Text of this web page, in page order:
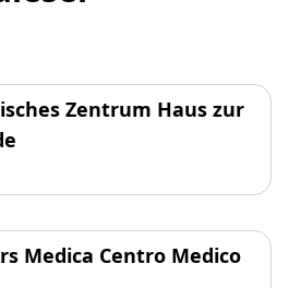
Zentrum Haus zur
Medica Centro Medico